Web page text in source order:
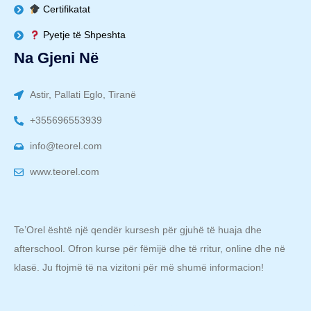
Certifikatat
Pyetje të Shpeshta
Na Gjeni Në
Astir, Pallati Eglo, Tiranë
+355696553939
info@teorel.com
www.teorel.com
Te’Orel është një qendër kursesh për gjuhë të huaja dhe
afterschool. Ofron kurse për fëmijë dhe të rritur, online dhe në
klasë. Ju ftojmë të na vizitoni për më shumë informacion!